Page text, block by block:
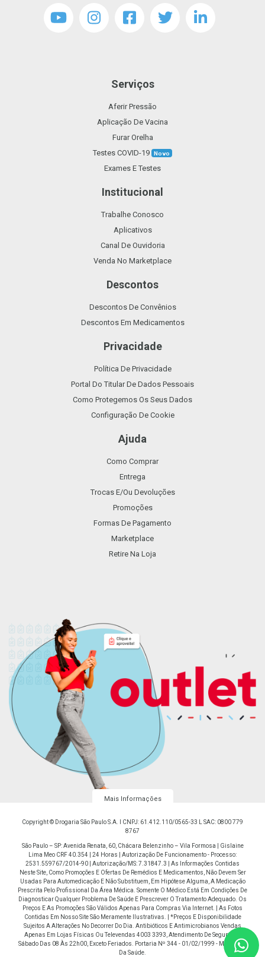
Serviços
Aferir Pressão
Aplicação De Vacina
Furar Orelha
Testes COVID-19 Novo
Exames E Testes
Institucional
Trabalhe Conosco
Aplicativos
Canal De Ouvidoria
Venda No Marketplace
Descontos
Descontos De Convênios
Descontos Em Medicamentos
Privacidade
Política De Privacidade
Portal Do Titular De Dados Pessoais
Como Protegemos Os Seus Dados
Configuração De Cookie
Ajuda
Como Comprar
Entrega
Trocas E/ou Devoluções
Promoções
Formas De Pagamento
Marketplace
Retire Na Loja
Mais Informações
Copyright © Drogaria São Paulo S.A. I CNPJ: 61.412.110/0565-33 L SAC: 0800 779
8767
São Paulo – SP: Avenida Renata, 60, Chácara Belenzinho – Vila Formosa | Gislaine
Lima Meo CRF 40.354 | 24 Horas | Autorização De Funcionamento - Processo:
2531.559767/2014-90 | Autorização/MS: 7.31847.3 | As Informações Contidas
Neste Site, Como Promoções E Ofertas De Remédios E Medicamentos, Não Devem Ser
Usadas Para Automedicação E Não Substituem, Em Hipótese Alguma, A Medicação
Prescrita Pelo Profissional Da Área Médica. Somente O Médico Está Em Condições De
Diagnosticar Qualquer Problema De Saúde E Prescrever O Tratamento Adequado. Os
Preços E As Promoções São Válidos Apenas Para Compras Via Internet. | As Fotos
Contidas Em Nosso Site São Meramente Ilustrativas. | *Preços E Disponibilidade
Sujeitos A Alterações No Decorrer Do Dia. Antibióticos E Antimicrobianos Vendas
Apenas Em Lojas Físicas Ou Televendas 4003 3393, Atendimento De Segunda À
Sábado Das 08 Às 22h00, Exceto Feriados. Portaria Nº 344 - 01/02/1999 - Ministério
Da Saúde.